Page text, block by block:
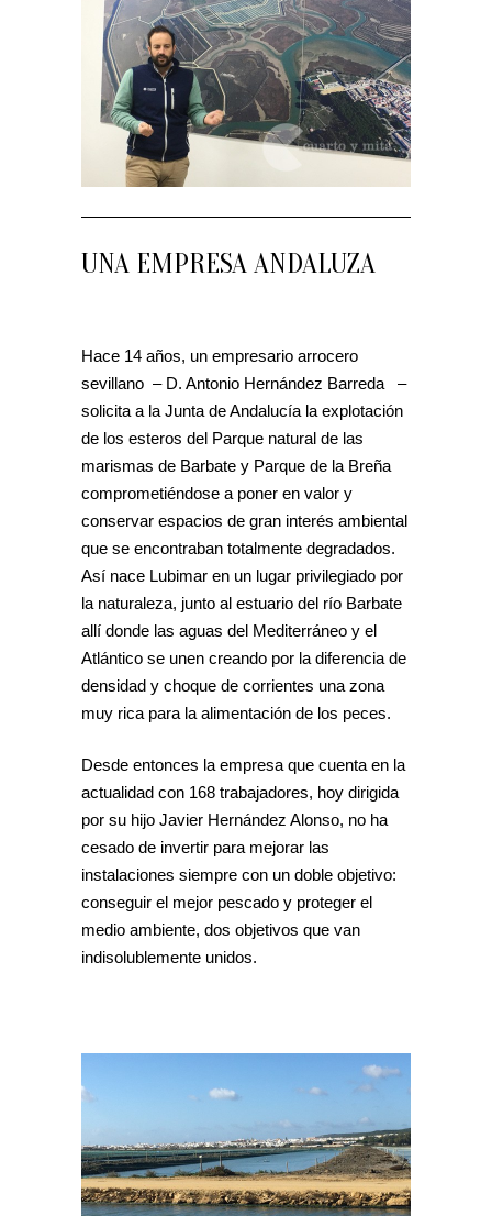
UNA EMPRESA ANDALUZA
Hace 14 años, un empresario arrocero
sevillano – D. Antonio Hernández Barreda –
solicita a la Junta de Andalucía la explotación
de los esteros del Parque natural de las
marismas de Barbate y Parque de la Breña
comprometiéndose a poner en valor y
conservar espacios de gran interés ambiental
que se encontraban totalmente degradados.
Así nace Lubimar en un lugar privilegiado por
la naturaleza, junto al estuario del río Barbate
allí donde las aguas del Mediterráneo y el
Atlántico se unen creando por la diferencia de
densidad y choque de corrientes una zona
muy rica para la alimentación de los peces.
Desde entonces la empresa que cuenta en la
actualidad con 168 trabajadores, hoy dirigida
por su hijo Javier Hernández Alonso, no ha
cesado de invertir para mejorar las
instalaciones siempre con un doble objetivo:
conseguir el mejor pescado y proteger el
medio ambiente, dos objetivos que van
indisolublemente unidos.